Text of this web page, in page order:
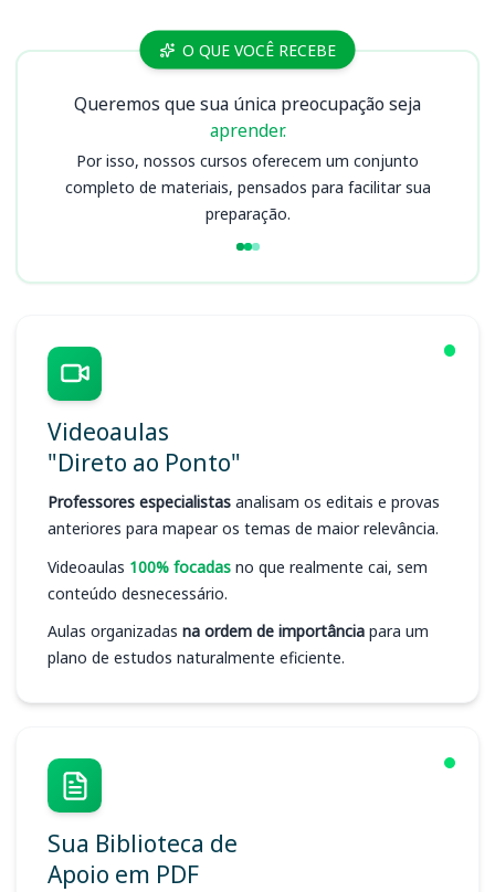
Cursos O QUE VOCÊ RECEBE
Queremos que sua única preocupação seja
aprender.
Por isso, nossos cursos oferecem um conjunto
completo de materiais, pensados para facilitar sua
preparação.
Videoaulas
"Direto ao Ponto"
Professores especialistas analisam os editais e provas
anteriores para mapear os temas de maior relevância.
Videoaulas 100% focadas no que realmente cai, sem
conteúdo desnecessário.
Aulas organizadas na ordem de importância para um
plano de estudos naturalmente eficiente.
Sua Biblioteca de
Apoio em PDF